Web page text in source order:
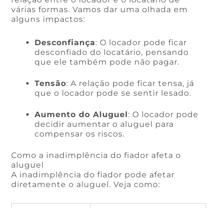
várias formas. Vamos dar uma olhada em
alguns impactos:
Desconfiança: O locador pode ficar
desconfiado do locatário, pensando
que ele também pode não pagar.
Tensão: A relação pode ficar tensa, já
que o locador pode se sentir lesado.
Aumento do Aluguel: O locador pode
decidir aumentar o aluguel para
compensar os riscos.
Como a inadimplência do fiador afeta o
aluguel
A inadimplência do fiador pode afetar
diretamente o aluguel. Veja como: